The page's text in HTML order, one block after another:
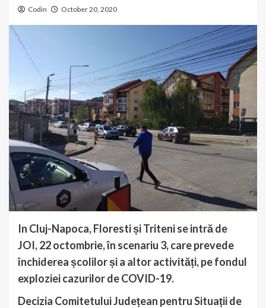
Codin October 20, 2020
In Cluj-Napoca, Floresti și Triteni se intră de
JOI, 22 octombrie, în scenariu 3, care prevede
închiderea școlilor și a altor activități, pe fondul
exploziei cazurilor de COVID-19.
Decizia Comitetului Județean pentru Situații de